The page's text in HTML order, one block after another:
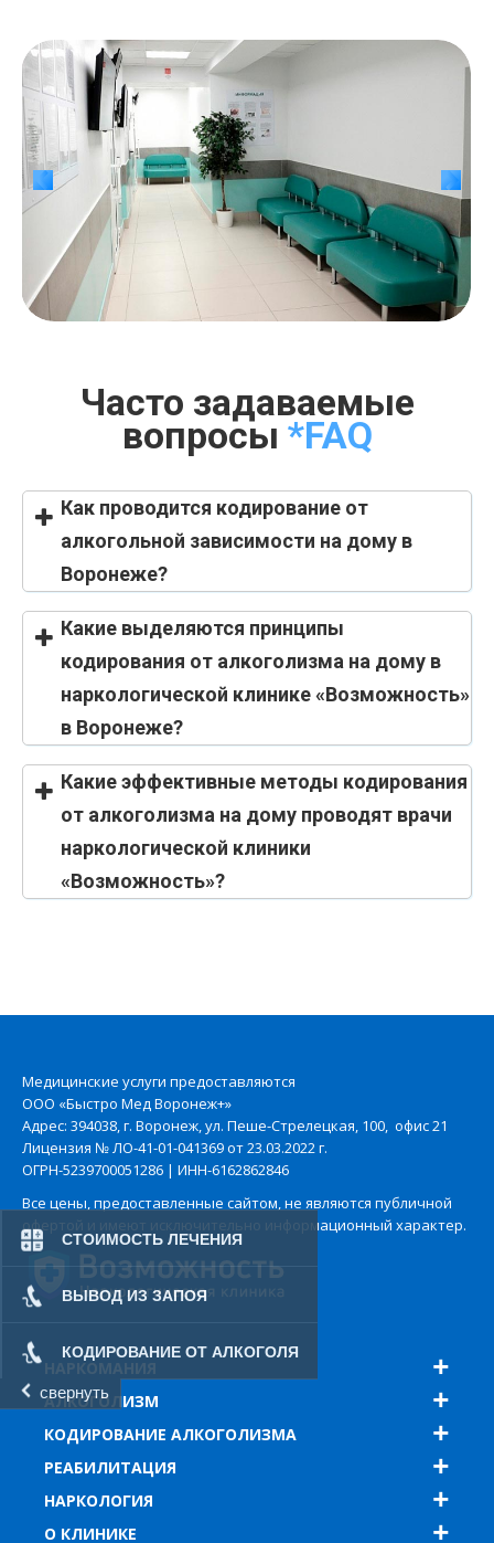
СТОИМОСТЬ ЛЕЧЕНИЯ
ВЫВОД ИЗ ЗАПОЯ
КОДИРОВАНИЕ ОТ АЛКОГОЛЯ
свернуть
Часто задаваемые
вопросы *FAQ
Как проводится кодирование от
алкогольной зависимости на дому в
Воронеже?
Какие выделяются принципы
кодирования от алкоголизма на дому в
наркологической клинике «Возможность»
в Воронеже?
Какие эффективные методы кодирования
от алкоголизма на дому проводят врачи
наркологической клиники
«Возможность»?
содержащих Дисульфирам.
Применение лекарственных препаратов типа
Вивитрол и Налтрексон.
Психотерапия.
Медицинские услуги предоставляются
ООО «Быстро Мед Воронеж+»
Адрес: 394038, г. Воронеж, ул. Пеше-Стрелецкая, 100, офис 21
Лицензия № ЛО-41-01-041369 от 23.03.2022 г.
ОГРН-5239700051286 | ИНН-6162862846
Все цены, предоставленные сайтом, не являются публичной
офертой и имеют исключительно информационный характер.
НАРКОМАНИЯ
АЛКОГОЛИЗМ
КОДИРОВАНИЕ АЛКОГОЛИЗМА
РЕАБИЛИТАЦИЯ
НАРКОЛОГИЯ
О КЛИНИКЕ